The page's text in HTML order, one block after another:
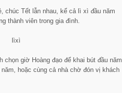
chúc Tết lẫn nhau, kể cả lì xì đầu năm
thành viên trong gia đình.
giờ Hoàng đạo để khai bút đầu năm
hoặc cùng cả nhà chờ đón vị khách